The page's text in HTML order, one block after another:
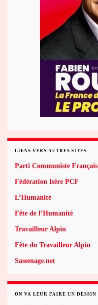
LIENS VERS AUTRES SITES
Parti Communiste Français
Fédération Isère PCF
L’Humanité
Fête de l’Humanité
Travailleur Alpin
Fête du Travailleur Alpin
Sassenage.net
ON VA LEUR FAIRE UN DESSIN